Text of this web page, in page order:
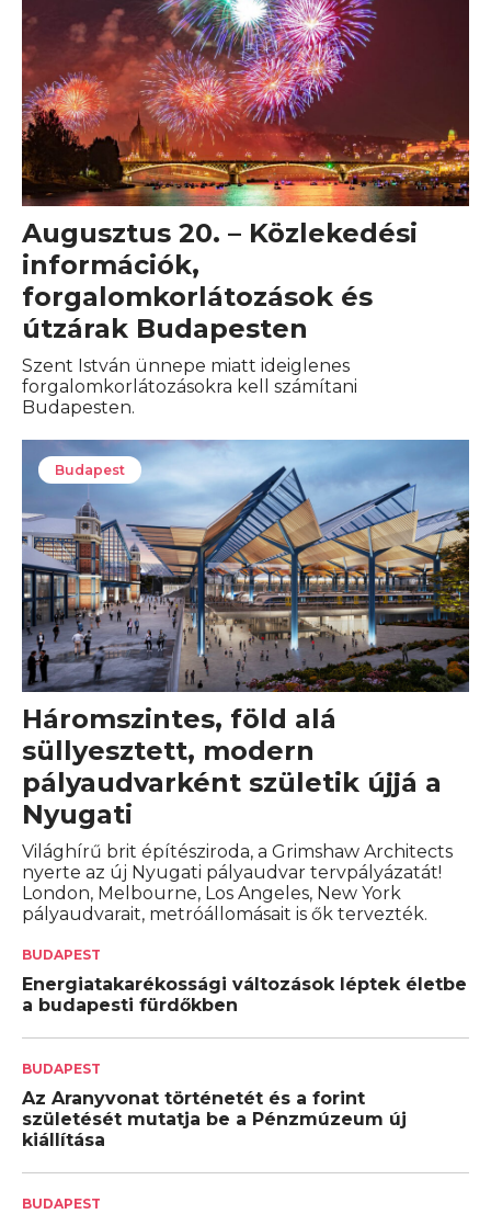
Augusztus 20. – Közlekedési
információk,
forgalomkorlátozások és
útzárak Budapesten
Szent István ünnepe miatt ideiglenes
forgalomkorlátozásokra kell számítani
Budapesten.
Budapest
Háromszintes, föld alá
süllyesztett, modern
pályaudvarként születik újjá a
Nyugati
Világhírű brit építésziroda, a Grimshaw Architects
nyerte az új Nyugati pályaudvar tervpályázatát!
London, Melbourne, Los Angeles, New York
pályaudvarait, metróállomásait is ők tervezték.
BUDAPEST
Energiatakarékossági változások léptek életbe
a budapesti fürdőkben
BUDAPEST
Az Aranyvonat történetét és a forint
születését mutatja be a Pénzmúzeum új
kiállítása
BUDAPEST